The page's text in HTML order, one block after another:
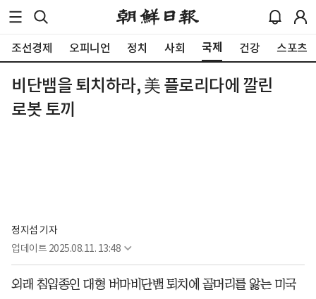
조선경제 오피니언 정치 사회 국제 건강 스포츠
비단뱀을 퇴치하라, 美 플로리다에 깔린
로봇 토끼
정지섭 기자
업데이트 2025.08.11. 13:48
외래 침입종인 대형 버마비단뱀 퇴치에 골머리를 앓는 미국